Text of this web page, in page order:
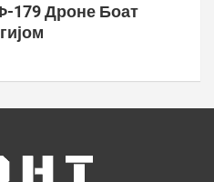
179 Дроне Боат